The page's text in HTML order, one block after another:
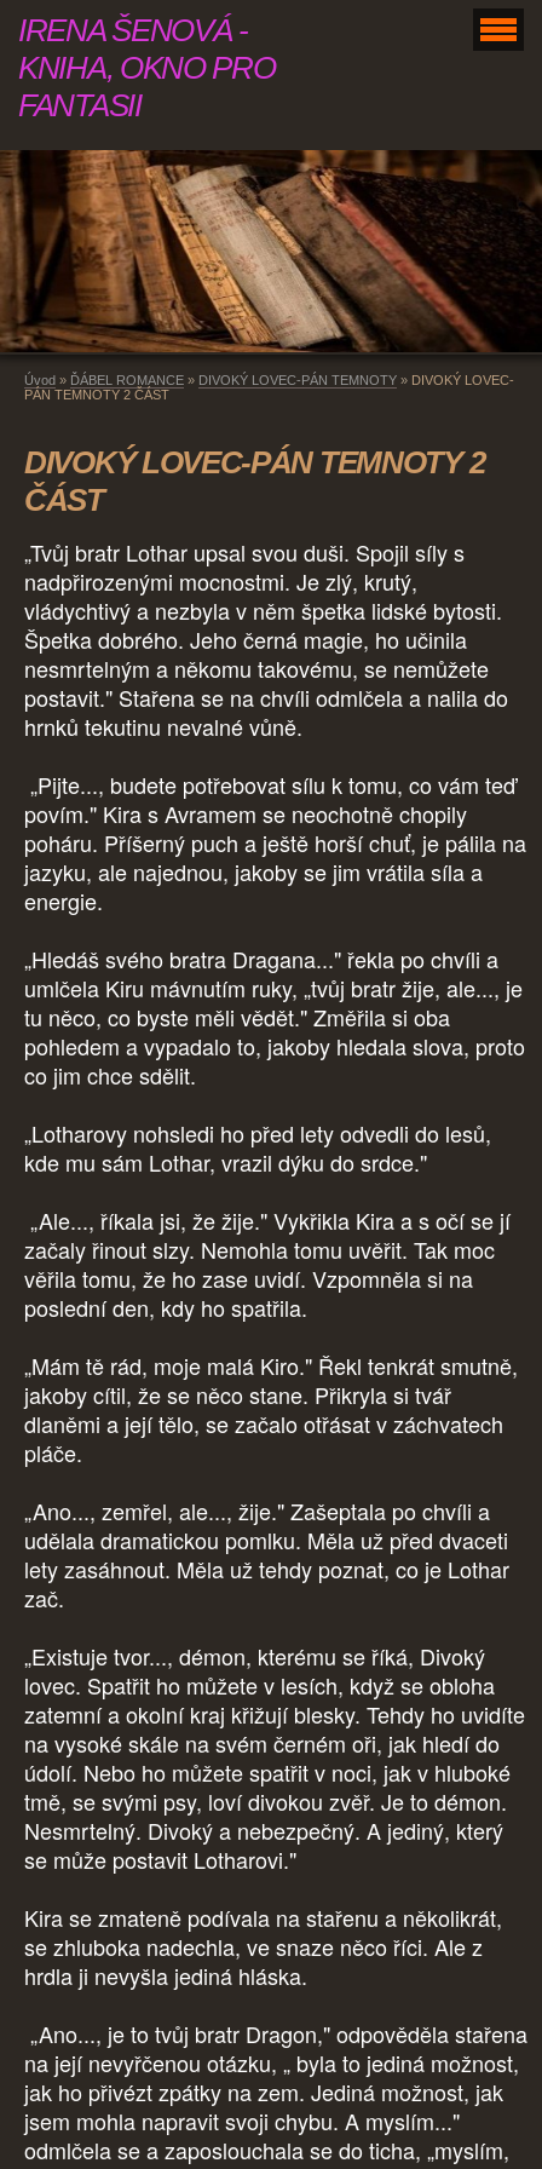
IRENA ŠENOVÁ -
KNIHA, OKNO PRO
FANTASII
Úvod » ĎÁBEL ROMANCE » DIVOKÝ LOVEC-PÁN TEMNOTY » DIVOKÝ LOVEC-
PÁN TEMNOTY 2 ČÁST
DIVOKÝ LOVEC-PÁN TEMNOTY 2
ČÁST
„Tvůj bratr Lothar upsal svou duši. Spojil síly s
nadpřirozenými mocnostmi. Je zlý, krutý,
vládychtivý a nezbyla v něm špetka lidské bytosti.
Špetka dobrého. Jeho černá magie, ho učinila
nesmrtelným a někomu takovému, se nemůžete
postavit." Stařena se na chvíli odmlčela a nalila do
hrnků tekutinu nevalné vůně.
„Pijte..., budete potřebovat sílu k tomu, co vám teď
povím." Kira s Avramem se neochotně chopily
poháru. Příšerný puch a ještě horší chuť, je pálila na
jazyku, ale najednou, jakoby se jim vrátila síla a
energie.
„Hledáš svého bratra Dragana..." řekla po chvíli a
umlčela Kiru mávnutím ruky, „tvůj bratr žije, ale..., je
tu něco, co byste měli vědět." Změřila si oba
pohledem a vypadalo to, jakoby hledala slova, proto
co jim chce sdělit.
„Lotharovy nohsledi ho před lety odvedli do lesů,
kde mu sám Lothar, vrazil dýku do srdce."
„Ale..., říkala jsi, že žije." Vykřikla Kira a s očí se jí
začaly řinout slzy. Nemohla tomu uvěřit. Tak moc
věřila tomu, že ho zase uvidí. Vzpomněla si na
poslední den, kdy ho spatřila.
„Mám tě rád, moje malá Kiro." Řekl tenkrát smutně,
jakoby cítil, že se něco stane. Přikryla si tvář
dlaněmi a její tělo, se začalo otřásat v záchvatech
pláče.
„Ano..., zemřel, ale..., žije." Zašeptala po chvíli a
udělala dramatickou pomlku. Měla už před dvaceti
lety zasáhnout. Měla už tehdy poznat, co je Lothar
zač.
„Existuje tvor..., démon, kterému se říká, Divoký
lovec. Spatřit ho můžete v lesích, když se obloha
zatemní a okolní kraj křižují blesky. Tehdy ho uvidíte
na vysoké skále na svém černém oři, jak hledí do
údolí. Nebo ho můžete spatřit v noci, jak v hluboké
tmě, se svými psy, loví divokou zvěř. Je to démon.
Nesmrtelný. Divoký a nebezpečný. A jediný, který
se může postavit Lotharovi."
Kira se zmateně podívala na stařenu a několikrát,
se zhluboka nadechla, ve snaze něco říci. Ale z
hrdla ji nevyšla jediná hláska.
„Ano..., je to tvůj bratr Dragon," odpověděla stařena
na její nevyřčenou otázku, „ byla to jediná možnost,
jak ho přivézt zpátky na zem. Jediná možnost, jak
jsem mohla napravit svoji chybu. A myslím..."
odmlčela se a zaposlouchala se do ticha, „myslím,